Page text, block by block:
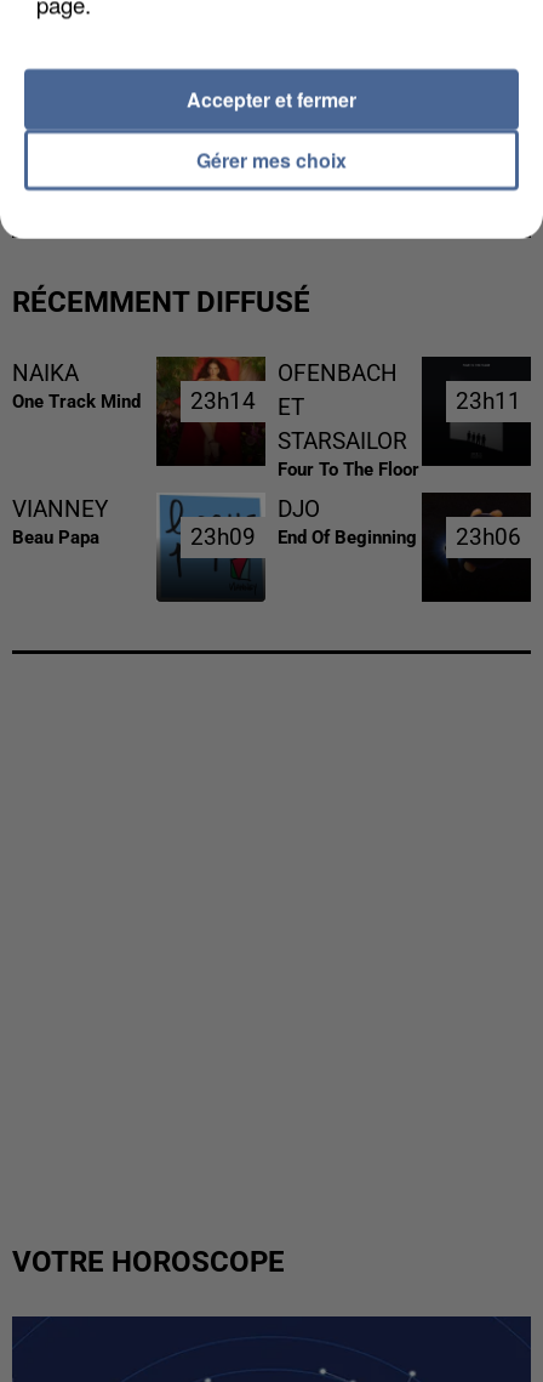
L’UN DES FONDATEURS SUPPOSÉS DE LA DZ
MAFIA INTERPELLÉ EN ALGÉRIE
RÉCEMMENT DIFFUSÉ
NAIKA
One Track Mind 23h14
23h14
OFENBACH
ET
STARSAILOR
Four To The Floor
23h11
23h11
VIANNEY
Beau Papa 23h09
23h09
DJO
End Of Beginning 23h06
23h06
VOTRE HOROSCOPE
Gérer mes choix
Accepter et fermer